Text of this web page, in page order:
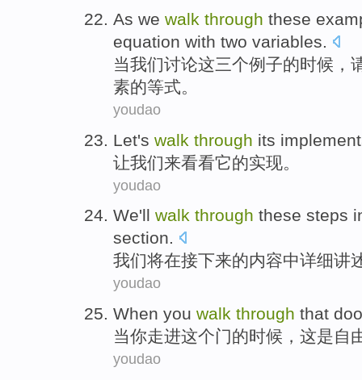
As we walk through these
equation with two variables.
当我们讨论这三个例子的时候，
素的等式。
youdao
Let's walk through its
让我们来看看它的实现。
youdao
We'll walk through these steps
section.
我们将在接下来的内容中详细讲
youdao
When you walk through that
当你走进这个门的时候， 这是自
youdao